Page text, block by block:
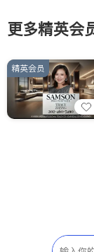
养老
更多精英会
精英会员